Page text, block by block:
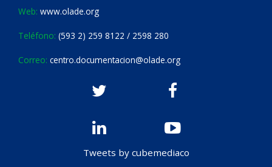
Web: www.olade.org
Teléfono: (593 2) 259 8122 / 2598 280
Correo: centro.documentacion@olade.org
Tweets by cubemediaco